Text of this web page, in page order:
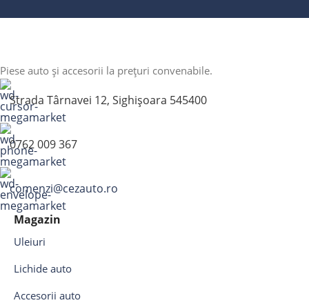
Piese auto și accesorii la prețuri convenabile.
Strada Târnavei 12, Sighișoara 545400
0762 009 367
comenzi@cezauto.ro
Magazin
Uleiuri
Lichide auto
Accesorii auto